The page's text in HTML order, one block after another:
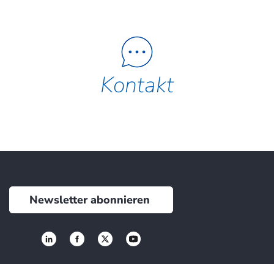
Kontakt
Newsletter abonnieren